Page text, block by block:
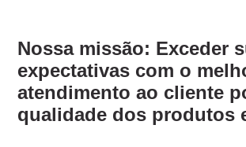
Nossa missão: Exceder
expectativas com o
atendimento ao cliente
qualidade dos produtos